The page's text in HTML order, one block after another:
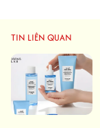
TIN LIÊN QUAN